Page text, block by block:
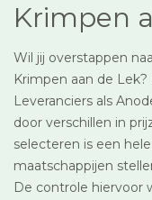
Krimpen
Wil jij overstappen
Krimpen aan de
Leveranciers als
door verschillen in
selecteren is een
maatschappijen
De controle hiervoor